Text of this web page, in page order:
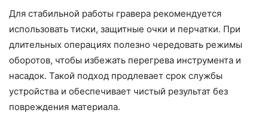
Для стабильной работы гравера рекомендуется
использовать тиски, защитные очки и перчатки. При
длительных операциях полезно чередовать режимы
оборотов, чтобы избежать перегрева инструмента и
насадок. Такой подход продлевает срок службы
устройства и обеспечивает чистый результат без
повреждения материала.